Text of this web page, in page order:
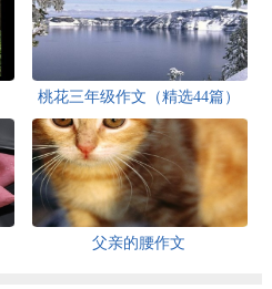
桃花三年级作文（精选44篇）
父亲的腰作文